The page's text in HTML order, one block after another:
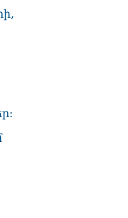
միացում․ ԱՄՈԹԻ
գործով
ազգային ամոթի
է»․ լրագրողը՝ ՔՊ-
պատգամավոր
Երեմյանին
մանդատից»․